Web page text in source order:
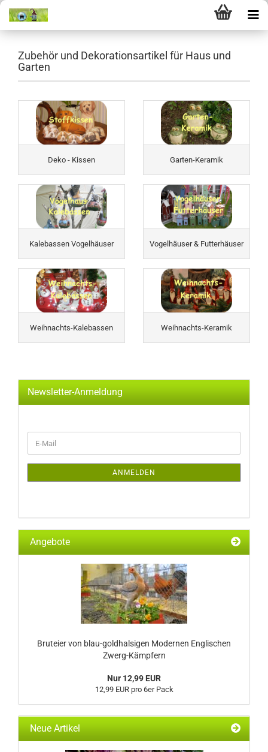
Zubehör und Dekorationsartikel für Haus und
Garten
Deko - Kissen Garten-Keramik
Kalebassen Vogelhäuser Vogelhäuser & Futterhäuser
Weihnachts-Kalebassen Weihnachts-Keramik
Newsletter-Anmeldung
ZUR
E-
Mail
ANMELDEN
Angebote
Bruteier von blau-goldhalsigen Modernen Englischen
Zwerg-Kämpfern
Nur 12,99 EUR
12,99 EUR pro 6er Pack
Neue Artikel